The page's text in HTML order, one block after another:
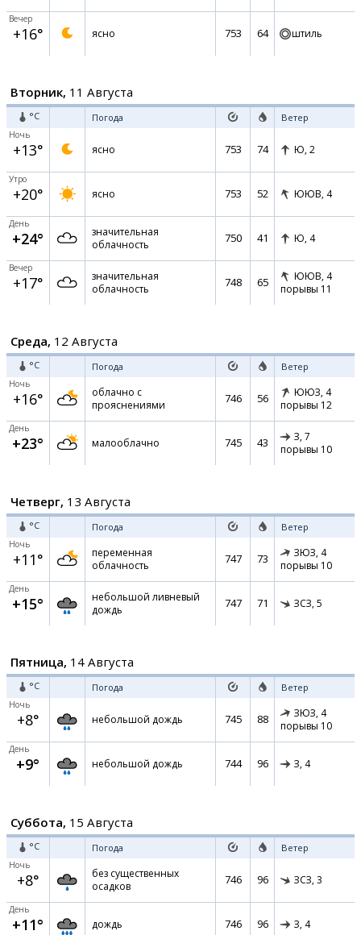
Вечер
+16° ясно 753 64 штиль
Вторник, 11 Августа
°C Погода Ветер
Ночь
+13° ясно 753 74 Ю, 2
Утро
+20° ясно 753 52 ЮЮВ, 4
День
+24°
значительная
облачность
750 41 Ю, 4
Вечер
+17°
значительная
облачность
748 65 ЮЮВ, 4
порывы 11
Среда, 12 Августа
°C Погода Ветер
Ночь
+16°
облачно с
прояснениями
746 56 ЮЮЗ, 4
порывы 12
День
+23° малооблачно 745 43 З, 7
порывы 10
Четверг, 13 Августа
°C Погода Ветер
Ночь
+11°
переменная
облачность
747 73 ЗЮЗ, 4
порывы 10
День
+15°
небольшой ливневый
дождь
747 71 ЗСЗ, 5
Пятница, 14 Августа
°C Погода Ветер
Ночь
+8° небольшой дождь 745 88 ЗЮЗ, 4
порывы 10
День
+9° небольшой дождь 744 96 З, 4
Суббота, 15 Августа
°C Погода Ветер
Ночь
+8°
без существенных
осадков
746 96 ЗСЗ, 3
День
+11° дождь 746 96 З, 4